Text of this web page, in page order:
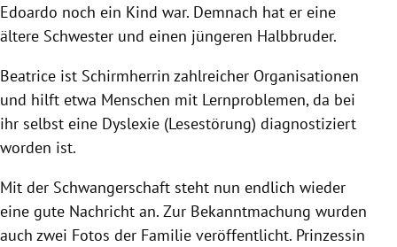
Edoardo noch ein Kind war. Demnach hat er eine
ältere Schwester und einen jüngeren Halbbruder.
Beatrice ist Schirmherrin zahlreicher Organisationen
und hilft etwa Menschen mit Lernproblemen, da bei
ihr selbst eine Dyslexie (Lesestörung) diagnostiziert
worden ist.
Mit der Schwangerschaft steht nun endlich wieder
eine gute Nachricht an. Zur Bekanntmachung wurden
auch zwei Fotos der Familie veröffentlicht. Prinzessin